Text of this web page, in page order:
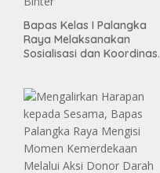
Bapas Kelas I Palangka
Raya Melaksanakan
Sosialisasi dan Koordinasi